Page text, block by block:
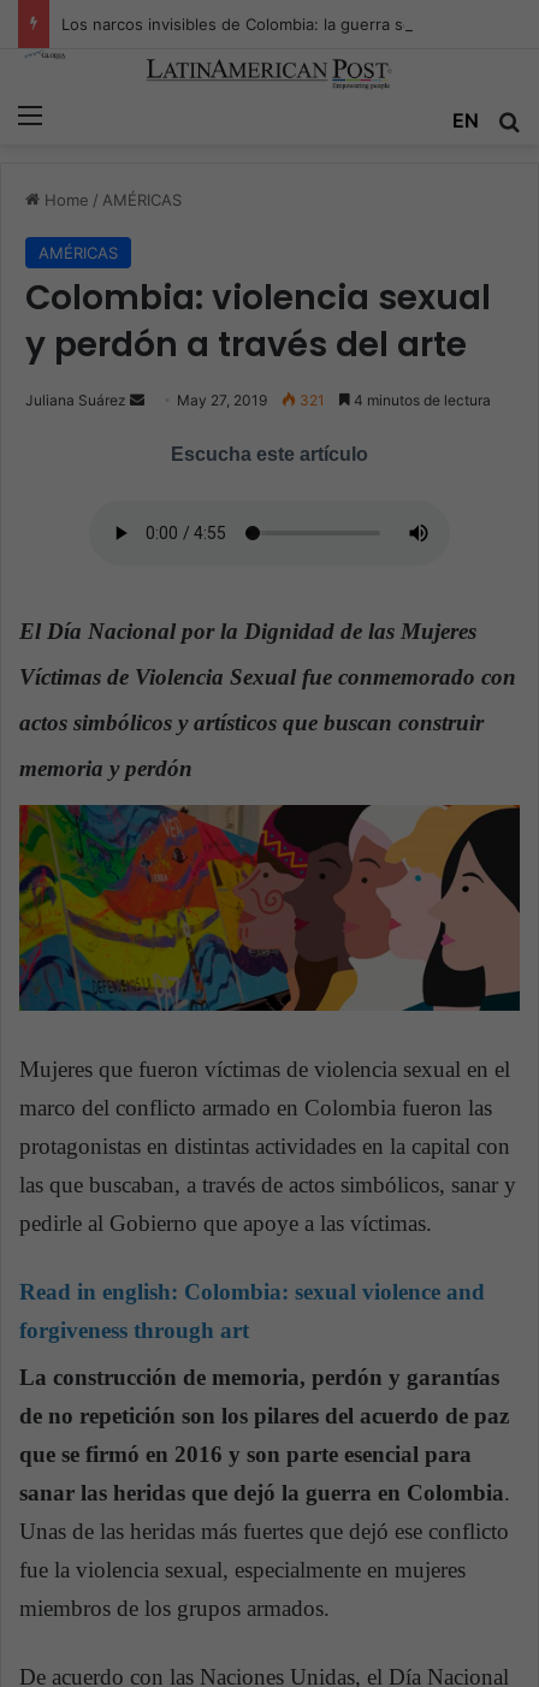
EN
Home / AMÉRICAS
AMÉRICAS
Colombia: violencia sexual
y perdón a través del arte
Juliana Suárez
n
a
May 27, 2019 321 4 minutos de lectura
Escucha este artículo
El Día Nacional por la Dignidad de las Mujeres
Víctimas de Violencia Sexual fue conmemorado con
actos simbólicos y artísticos que buscan construir
memoria y perdón
Mujeres que fueron víctimas de violencia sexual en el
marco del conflicto armado en Colombia fueron las
protagonistas en distintas actividades en la capital con
las que buscaban, a través de actos simbólicos, sanar y
pedirle al Gobierno que apoye a las víctimas.
Read in english: Colombia: sexual violence and
forgiveness through art
La construcción de memoria, perdón y garantías
de no repetición son los pilares del acuerdo de paz
que se firmó en 2016 y son parte esencial para
sanar las heridas que dejó la guerra en Colombia.
Unas de las heridas más fuertes que dejó ese conflicto
fue la violencia sexual, especialmente en mujeres
miembros de los grupos armados.
De acuerdo con las Naciones Unidas, el Día Nacional